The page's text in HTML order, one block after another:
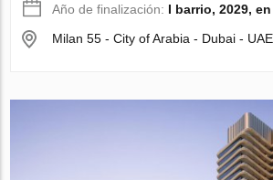
Año de finalización: I barrio, 2029,
Milan 55 - City of Arabia - Dubai - UAE